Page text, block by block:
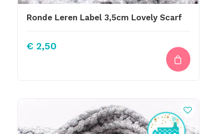
Ronde Leren Label 3,5cm Lovely Scarf
€ 2,50